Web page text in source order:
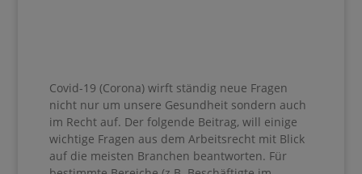
Covid-19 (Corona) wirft ständig neue Fragen
nicht nur um unsere Gesundheit sondern auch
im Recht auf. Der folgende Beitrag, will einige
wichtige Fragen aus dem Arbeitsrecht mit Blick
auf die meisten Branchen beantworten. Für